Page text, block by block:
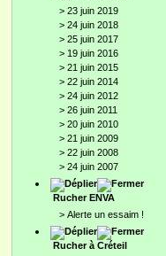
> 23 juin 2019
> 24 juin 2018
> 25 juin 2017
> 19 juin 2016
> 21 juin 2015
> 22 juin 2014
> 24 juin 2012
> 26 juin 2011
> 20 juin 2010
> 21 juin 2009
> 22 juin 2008
> 24 juin 2007
Rucher ENVA
> Alerte un essaim !
Rucher à Créteil